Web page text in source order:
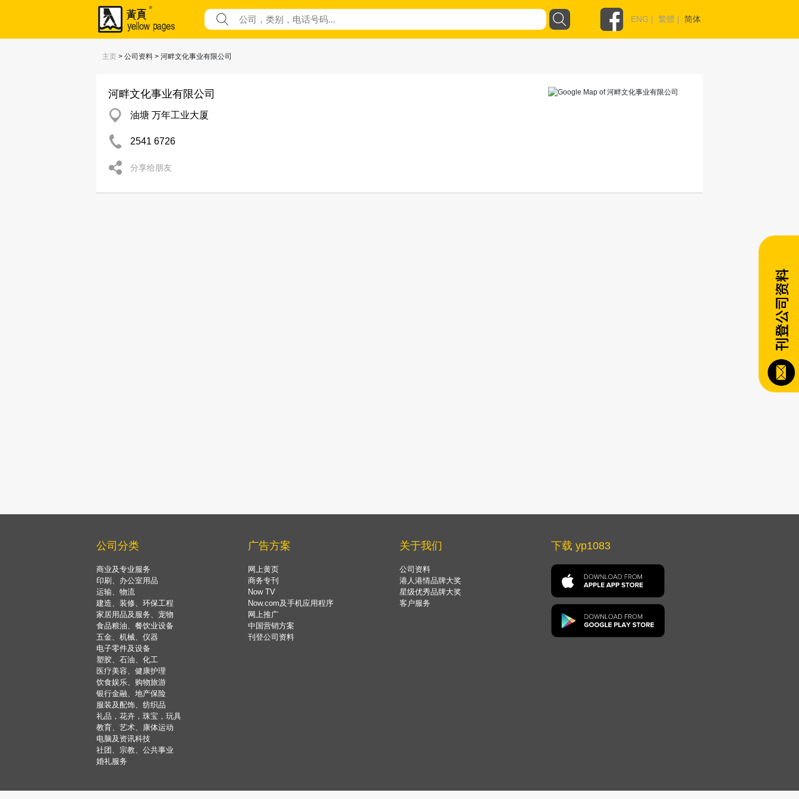
ENG | 繁體 | 简体
主页 > 公司资料 > 河畔文化事业有限公司
河畔文化事业有限公司
油塘 万年工业大厦
2541 6726
分享给朋友
公司分类
商业及专业服务
印刷、办公室用品
运输、物流
建造、装修、环保工程
家居用品及服务、宠物
食品粮油、餐饮业设备
五金、机械、仪器
电子零件及设备
塑胶、石油、化工
医疗美容、健康护理
饮食娱乐、购物旅游
银行金融、地产保险
服装及配饰、纺织品
礼品，花卉，珠宝，玩具
教育、艺术、康体运动
电脑及资讯科技
社团、宗教、公共事业
婚礼服务
广告方案
网上黄页
商务专刊
Now TV
Now.com及手机应用程序
网上推广
中国营销方案
刊登公司资料
关于我们
公司资料
港人港情品牌大奖
星级优秀品牌大奖
客户服务
下载 yp1083